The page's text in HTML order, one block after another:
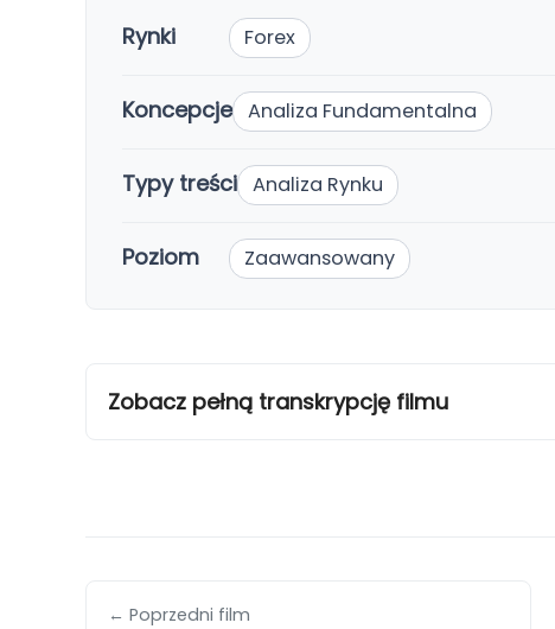
Rynki Forex
Koncepcje Analiza Fundamentalna
Typy treści Analiza Rynku
Poziom Zaawansowany
Zobacz pełną transkrypcję filmu
← Poprzedni film